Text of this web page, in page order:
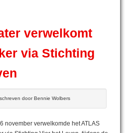
verwelkomt
via Stichting
door Bennie Wolbers
november verwelkomde het ATLAS